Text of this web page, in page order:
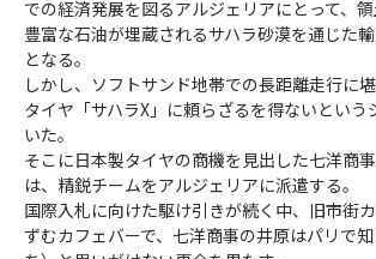
での経済発展を図るアルジェリアにとって、領
豊富な石油が埋蔵されるサハラ砂漠を通じた
となる。
しかし、ソフトサンド地帯での長距離走行に
タイヤ「サハラX」に頼らざるを得ないという
いた。
そこに日本製タイヤの商機を見出した七洋商
は、精鋭チームをアルジェリアに派遣する。
国際入札に向けた駆け引きが続く中、旧市街
ずむカフェバーで、七洋商事の井原はパリで